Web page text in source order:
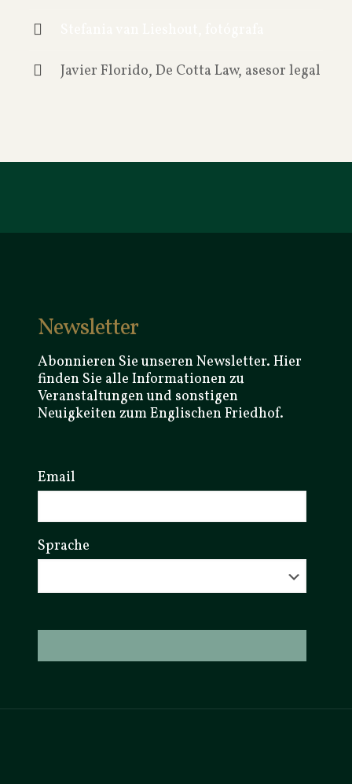
Javier Florido, De Cotta Law, asesor legal
Newsletter
Abonnieren Sie unseren Newsletter. Hier
finden Sie alle Informationen zu
Veranstaltungen und sonstigen
Neuigkeiten zum Englischen Friedhof.
Email
Sprache